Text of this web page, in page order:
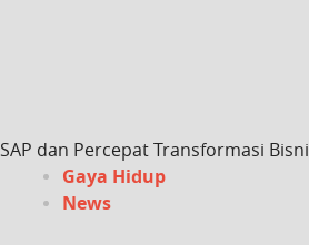
SAP dan Percepat Transformasi
Gaya Hidup
News